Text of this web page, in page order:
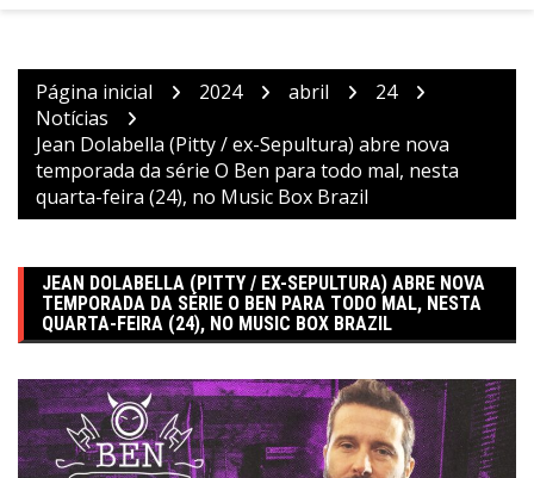
Página inicial 2024 abril
24
Notícias
Jean Dolabella (Pitty / ex-Sepultura) abre nova
temporada da série O Ben para todo mal, nesta
quarta-feira (24), no Music Box Brazil
JEAN DOLABELLA (PITTY / EX-SEPULTURA) ABRE NOVA
TEMPORADA DA SÉRIE O BEN PARA TODO MAL, NESTA
QUARTA-FEIRA (24), NO MUSIC BOX BRAZIL